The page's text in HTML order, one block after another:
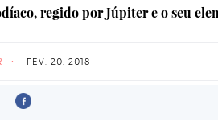
regido por Júpiter e o seu
FEV. 20. 2018